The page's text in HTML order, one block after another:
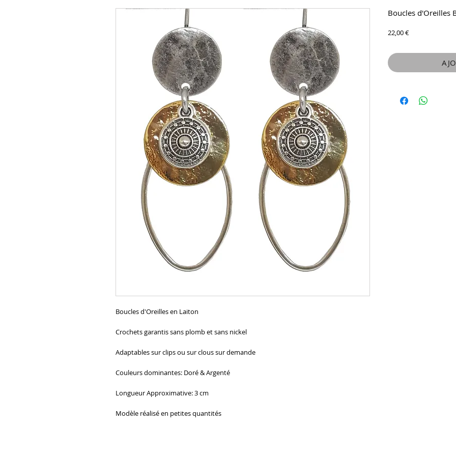
Boucles d'Oreilles en Laiton
Crochets garantis sans plomb et sans nickel
Adaptables sur clips ou sur clous sur demande
Couleurs dominantes: Doré & Argenté
Longueur Approximative: 3 cm
Modèle réalisé en petites quantités
Boucles d'Oreilles
22,00 €Prix